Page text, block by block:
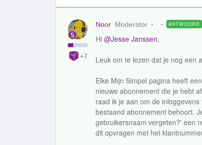
+7
Noor Moderator ANTWOORD
Hi @Jesse Janssen,
Leuk om te lezen dat je nog een
Elke Mijn Simpel pagina heeft
nieuwe abonnement die je hebt
raad ik je aan om de
bestaand abonnement behoort.
gebruikersnaam vergeten?' een
dit opvragen met het